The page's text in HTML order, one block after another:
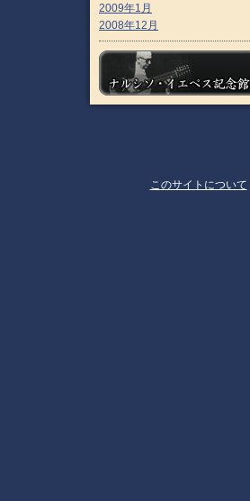
2009年1月
2008年12月
このサイトについて